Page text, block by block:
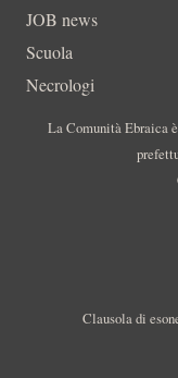
JOB news
Scuola
Necrologi
La Comunità Ebraica
Clausola di